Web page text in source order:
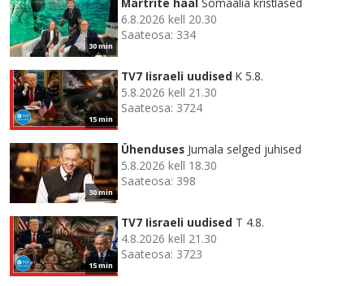
30 min
6.8.2026 kell 20.30
Saateosa: 334
15 min
TV7 Iisraeli uudised K 5.8.
5.8.2026 kell 21.30
Saateosa: 3724
30 min
Ühenduses Jumala selged juhised
5.8.2026 kell 18.30
Saateosa: 398
15 min
TV7 Iisraeli uudised T 4.8.
4.8.2026 kell 21.30
Saateosa: 3723